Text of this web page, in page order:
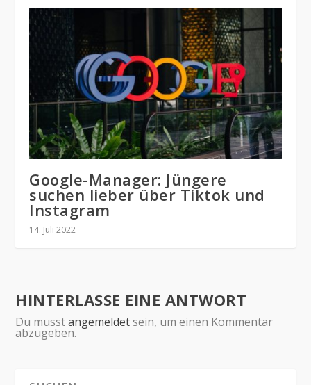
Google-Manager: Jüngere
suchen lieber über Tiktok und
Instagram
14. Juli 2022
HINTERLASSE EINE ANTWORT
Du musstangemeldetsein, um einen Kommentar
abzugeben.